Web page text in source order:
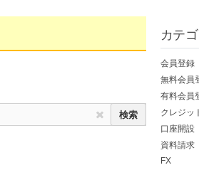
カテ
会員登録
無料会員
有料会員
クレジッ
口座開設
資料請求
FX